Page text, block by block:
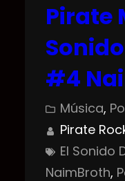
Pirate
#4
Música,
Pirate
El Sonido
NaimBroth,